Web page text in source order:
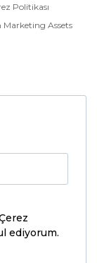
Politikası
Marketing Assets
ediyorum.